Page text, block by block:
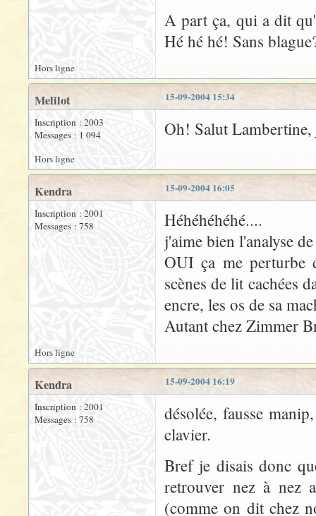
A part ça, qui a dit
Hé hé hé! Sans
Hors ligne
15-09-2004 15:34
Melilot
Inscription : 2003
Messages : 1 094
Oh! Salut Lambertine,
Hors ligne
15-09-2004 16:05
Kendra
Inscription : 2001
Messages : 758
Héhéhéhéhé....
j'aime bien l'analyse
OUI ça me perturbe
scènes de lit cachées
encre, les os de sa
Autant chez Zimmer
Hors ligne
15-09-2004 16:19
Kendra
Inscription : 2001
Messages : 758
désolée, fausse
clavier.
Bref je disais donc
retrouver nez à nez
(comme on dit chez